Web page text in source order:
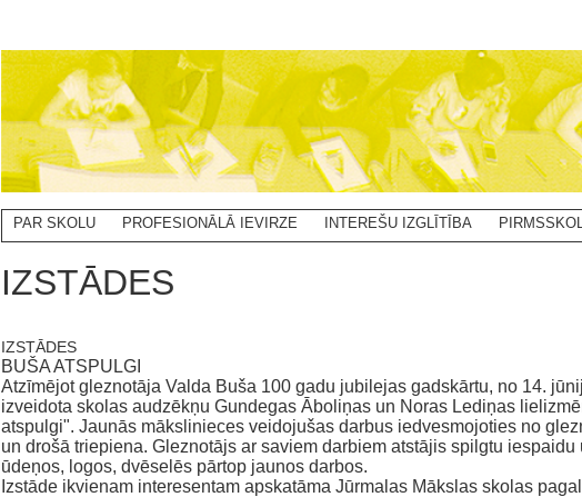
PAR SKOLU PROFESIONĀLĀ IEVIRZE INTEREŠU IZGLĪTĪBA
IZSTĀDES
IZSTĀDES
BUŠA ATSPULGI
Atzīmējot gleznotāja Valda Buša 100 gadu jubilejas gadskārtu, no 14.
izveidota skolas audzēkņu Gundegas Āboliņas un Noras Lediņas
atspulgi". Jaunās mākslinieces veidojušas darbus iedvesmojoties no
un drošā triepiena. Gleznotājs ar saviem darbiem atstājis spilgtu
ūdeņos, logos, dvēselēs pārtop jaunos darbos.
Izstāde ikvienam interesentam apskatāma Jūrmalas Mākslas skolas